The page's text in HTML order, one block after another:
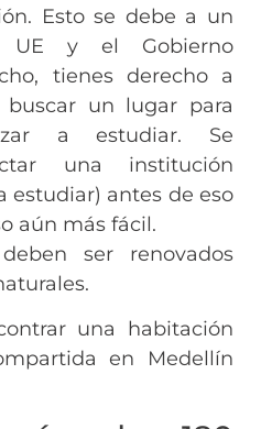
Esto se debe a un
UE y el Gobierno
tienes derecho a
un lugar para
a estudiar. Se
una institución
estudiar) antes de eso
aún más fácil.
ser renovados
una habitación
en Medellín